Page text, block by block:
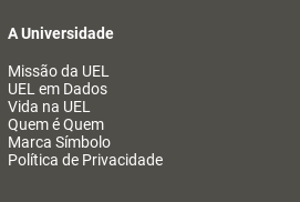
A Universidade
Missão da UEL
UEL em Dados
Vida na UEL
Quem é Quem
Marca Símbolo
Política de Privacidade